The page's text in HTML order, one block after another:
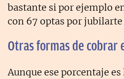
bastante si por ejemplo
con 67 optas por jubilarte
Otras formas de cobrar
Aunque ese porcentaje